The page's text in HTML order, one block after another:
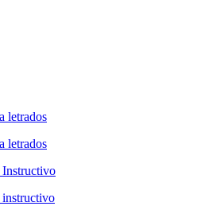
letrados
letrados
Instructivo
instructivo